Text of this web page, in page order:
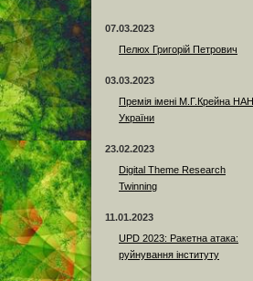
07.03.2023
Пелюх Григорій Петрович
03.03.2023
Премія імені М.Г.Крейна НАН
України
23.02.2023
Digital Theme Research
Twinning
11.01.2023
UPD 2023: Ракетна атака:
руйнування інституту